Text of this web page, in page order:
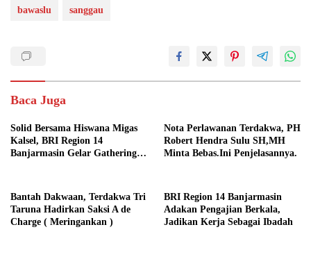
bawaslu sanggau
Baca Juga
Solid Bersama Hiswana Migas
Kalsel, BRI Region 14
Banjarmasin Gelar Gathering
Nota Perlawanan Terdakwa, PH
Robert Hendra Sulu SH,MH
Minta Bebas.Ini Penjelasannya.
Bantah Dakwaan, Terdakwa Tri
Taruna Hadirkan Saksi A de
Charge ( Meringankan )
BRI Region 14 Banjarmasin
Adakan Pengajian Berkala,
Jadikan Kerja Sebagai Ibadah